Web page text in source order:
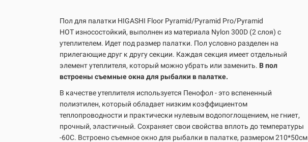
Пол для палатки HIGASHI Floor Pyramid/Pyramid Pro/Pyramid
HOT износостойкий, выполнен из материала Nylon 300D (2 слоя) с
утеплителем. Идет под размер палатки. Пол условно разделен на
прилегающие друг к другу секции. Каждая секция имеет отдельный
элемент утеплителя, который можно убрать или заменить. В пол
встроены съемные окна для рыбалки в палатке.
В качестве утеплителя используется Пенофол - это вспененный
полиэтилен, который обладает низким коэффициентом
теплопроводности и практически нулевым водопоглощением, не гниет,
прочный, эластичный. Сохраняет свои свойства вплоть до температуры
-60C. Встроено съемное окно для рыбалки в палатке, размером 210*50см